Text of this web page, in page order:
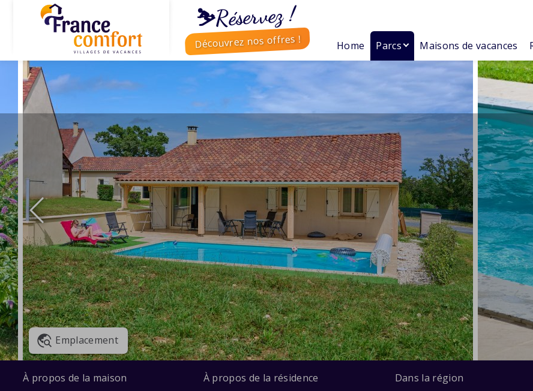
⛷️Réservez !
Découvrez nos offres ! Home Parcs Maisons de vacances
Emplacement
À propos de la maison À propos de la résidence Dans la région